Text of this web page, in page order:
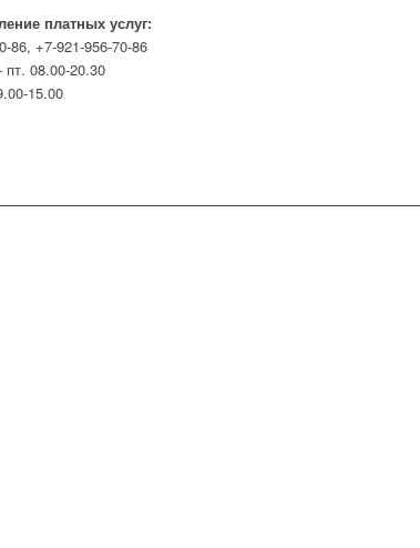
платных услуг:
86, +7-921-956-70-86
08.00-20.30
15.00